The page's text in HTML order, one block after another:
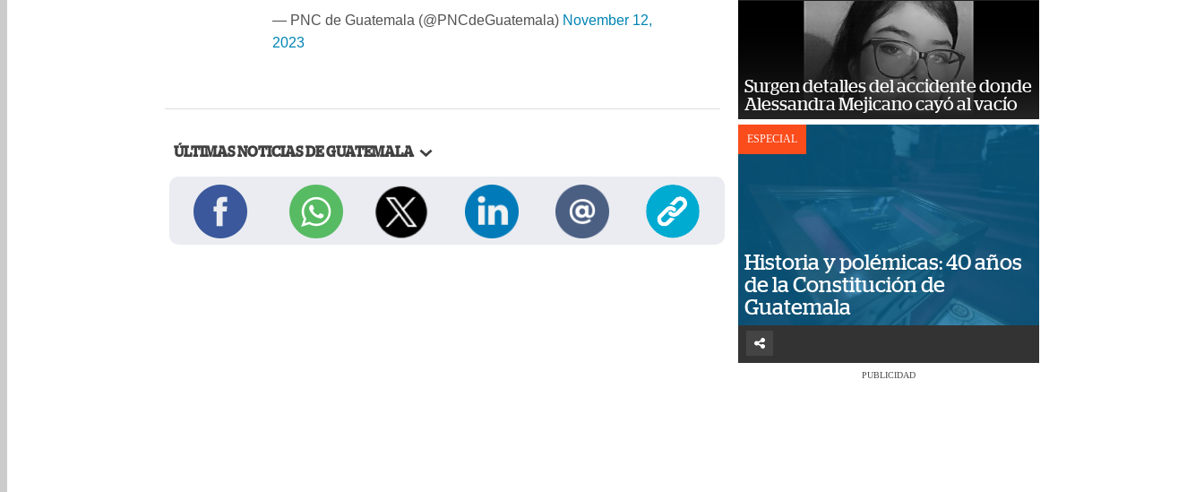
— PNC de Guatemala (@PNCdeGuatemala) November 12,
2023
ÚLTIMAS NOTICIAS DE GUATEMALA
Surgen detalles del accidente donde
Alessandra Mejicano cayó al vacío
ESPECIAL
Historia y polémicas: 40 años
de la Constitución de
Guatemala
PUBLICIDAD